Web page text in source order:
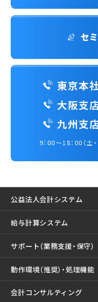
セ
東京本
大阪支
九州支
9：00～18：00（土
公益法人会計システム
給与計算システム
サポート（業務支援・保守）
動作環境（推奨）・処理機能
会計コンサルティング